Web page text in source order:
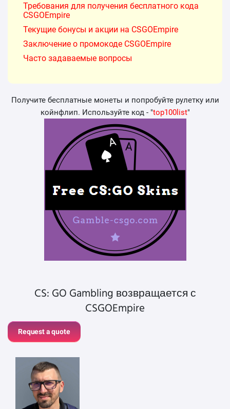
Требования для получения бесплатного кода
CSGOEmpire
Текущие бонусы и акции на CSGOEmpire
Заключение о промокоде CSGOEmpire
Часто задаваемые вопросы
Получите бесплатные монеты и попробуйте рулетку или
койнфлип. Используйте код - "top100list"
CS: GO Gambling возвращается с
CSGOEmpire
Request a quote